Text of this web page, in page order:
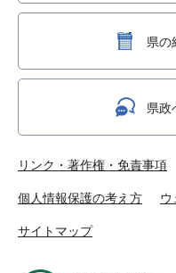
県の
県政
リンク・著作権・免責事項
個人情報保護の考え方 ウ
サイトマップ